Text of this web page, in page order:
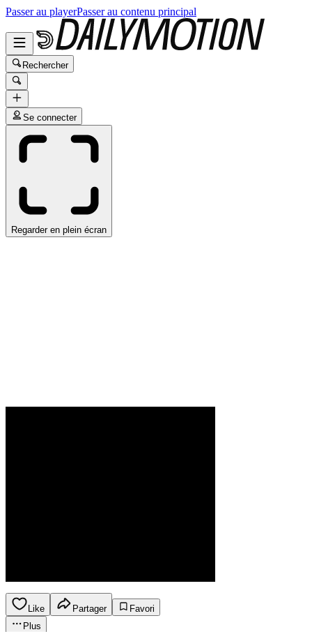
Passer au playerPasser au contenu principal
Rechercher
Se connecter
Regarder en plein écran
Like Partager
Favori
Plus